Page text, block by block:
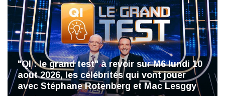
"QI : le grand test" à revoir sur M6 lundi 10
août 2026, les célébrités qui vont jouer
avec Stéphane Rotenberg et Mac Lesggy